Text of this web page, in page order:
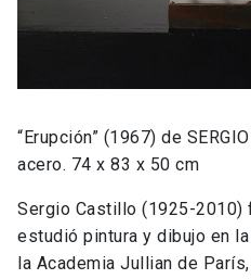
“Erupción” (1967) de
acero. 74 x 83 x 50 cm
Sergio Castillo (1925-2010)
estudió pintura y dibujo en
la Academia Jullian de